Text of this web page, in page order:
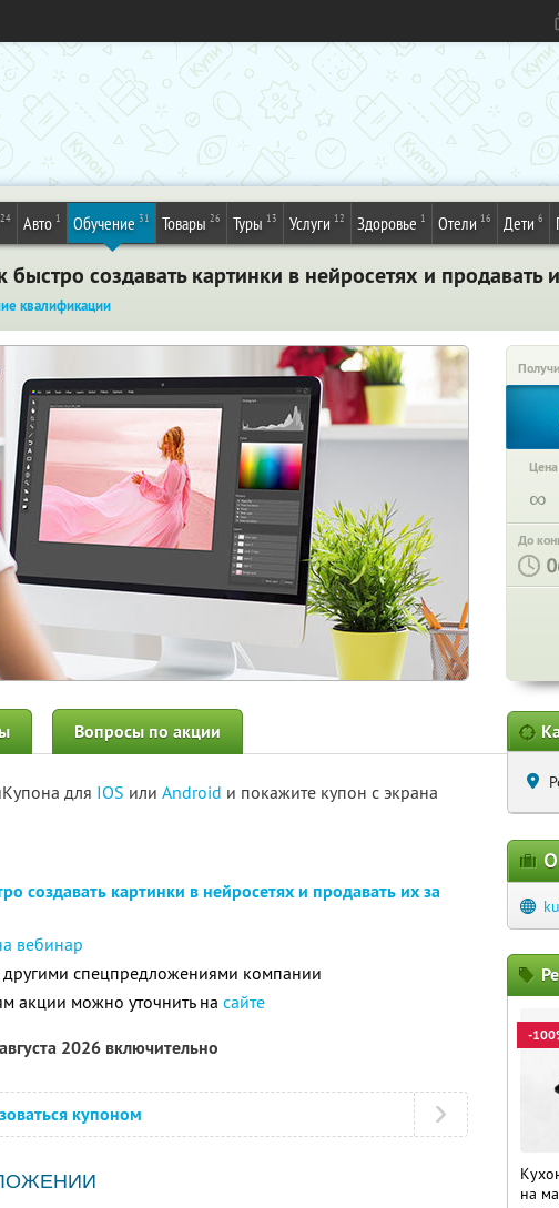
24 Авто 1 Обучение 31 Товары 26 Туры 13 Услуги 12 Здоровье 1 Отели 16 Дети 6
быстро создавать картинки в нейросетях и
квалификации
∞
До
Вопросы по акции
для IOS или Android и покажите купон с экрана
создавать картинки в нейросетях и продавать их за
вебинар
другими спецпредложениями компании
акции можно уточнить на сайте
2026 включительно
купоном
О
-
на